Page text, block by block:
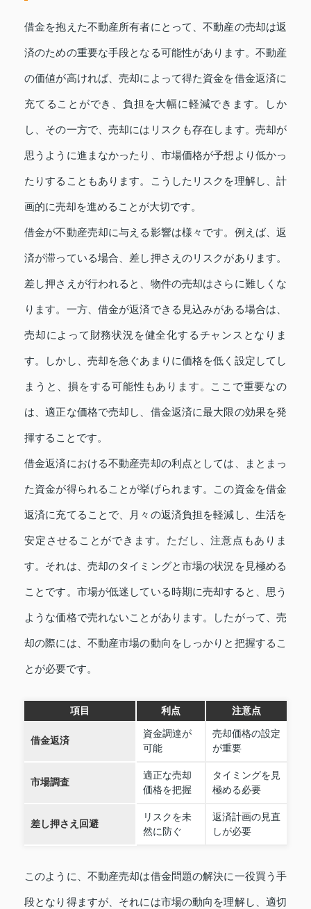
借金を抱えた不動産所有者にとって、不動産の売却は返
済のための重要な手段となる可能性があります。不動産
の価値が高ければ、売却によって得た資金を借金返済に
充てることができ、負担を大幅に軽減できます。しか
し、その一方で、売却にはリスクも存在します。売却が
思うように進まなかったり、市場価格が予想より低かっ
たりすることもあります。こうしたリスクを理解し、計
画的に売却を進めることが大切です。
借金が不動産売却に与える影響は様々です。例えば、返
済が滞っている場合、差し押さえのリスクがあります。
差し押さえが行われると、物件の売却はさらに難しくな
ります。一方、借金が返済できる見込みがある場合は、
売却によって財務状況を健全化するチャンスとなりま
す。しかし、売却を急ぐあまりに価格を低く設定してし
まうと、損をする可能性もあります。ここで重要なの
は、適正な価格で売却し、借金返済に最大限の効果を発
揮することです。
借金返済における不動産売却の利点としては、まとまっ
た資金が得られることが挙げられます。この資金を借金
返済に充てることで、月々の返済負担を軽減し、生活を
安定させることができます。ただし、注意点もありま
す。それは、売却のタイミングと市場の状況を見極める
ことです。市場が低迷している時期に売却すると、思う
ような価格で売れないことがあります。したがって、売
却の際には、不動産市場の動向をしっかりと把握するこ
とが必要です。
項目 利点 注意点
借金返済
資金調達が
可能
売却価格の設定
が重要
市場調査
適正な売却
価格を把握
タイミングを見
極める必要
差し押さえ回避
リスクを未
然に防ぐ
返済計画の見直
しが必要
このように、不動産売却は借金問題の解決に一役買う手
段となり得ますが、それには市場の動向を理解し、適切